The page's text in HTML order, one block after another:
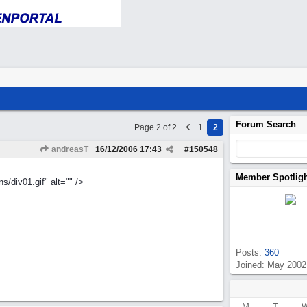
Page 2 of 2 1 2
andreasT #150548
16/12/2006 17:43
div01.gif" alt="" />
Forum Search
Member
Posts: 360
Joined: May 2002